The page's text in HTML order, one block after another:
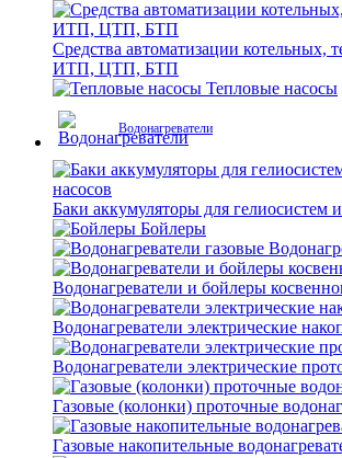
Средства автоматизации котельных,
ИТП, ЦТП, БТП
Тепловые насосы
Водонагреватели
Баки аккумуляторы для гелиосистем
Бойлеры
Водонагреватели и бойлеры
Водонагреватели электрические
Водонагреватели электрические
Газовые (колонки) проточные
Газовые накопительные